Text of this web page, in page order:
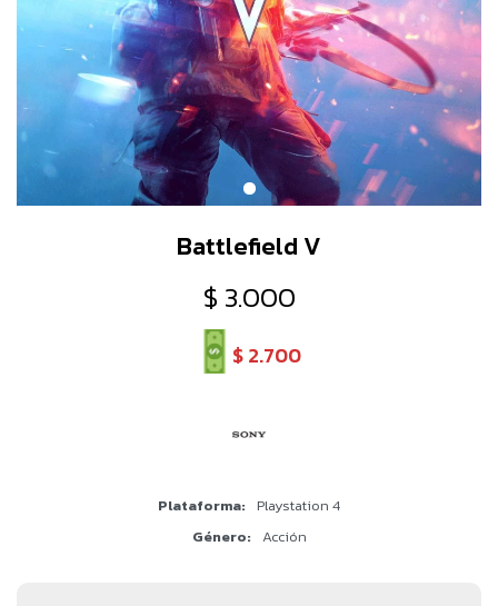
Battlefield V
$ 3.000
$2.700
Plataforma
Playstation 4
Género
Acción
Accesorios